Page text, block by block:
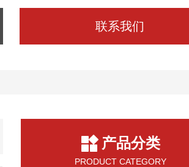
联系我们
产品分类
PRODUCT CATEGORY